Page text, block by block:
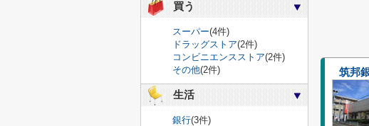
筑邦
買う
スーパー(4件)
ドラッグストア(2件)
コンビニエンスストア(2件)
その他(2件)
生活
銀行(3件)